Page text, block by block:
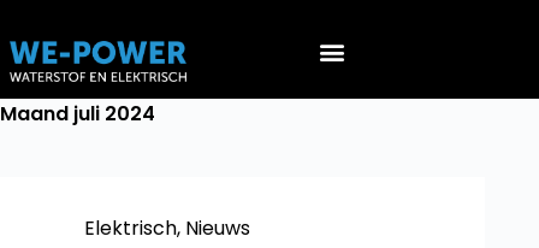
Maand juli 2024
Elektrisch, Nieuws